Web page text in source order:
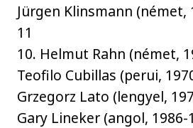
Jürgen Klinsmann (német,
11
10. Helmut Rahn (német,
Teofilo Cubillas (perui,
Grzegorz Lato (lengyel,
Gary Lineker (angol, 1986-